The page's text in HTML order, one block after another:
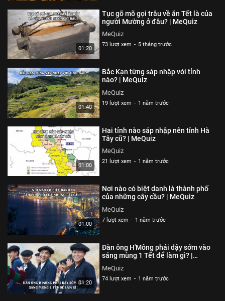
01:20
Tục gõ mõ gọi trâu về ăn Tết là của
người Mường ở đâu? | MeQuiz
MeQuiz
73 lượt xem - 5 tháng trước
01:40
Bắc Kạn từng sáp nhập với tỉnh
nào? | MeQuiz
MeQuiz
19 lượt xem - 1 năm trước
01:00
Hai tỉnh nào sáp nhập nên tỉnh Hà
Tây cũ? | MeQuiz
MeQuiz
21 lượt xem - 1 năm trước
01:00
Nơi nào có biệt danh là thành phố
của những cây cầu? | MeQuiz
MeQuiz
7 lượt xem - 1 năm trước
01:20
Đàn ông H'Mông phải dậy sớm vào
sáng mùng 1 Tết để làm gì? |
MeQuiz
74 lượt xem - 1 năm trước